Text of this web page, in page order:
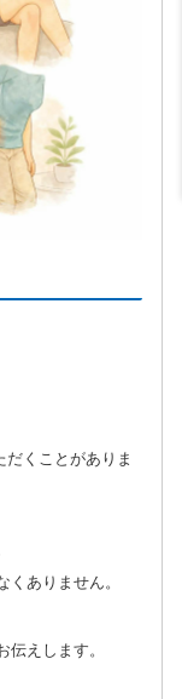
くことがありま
ありません。
えします。